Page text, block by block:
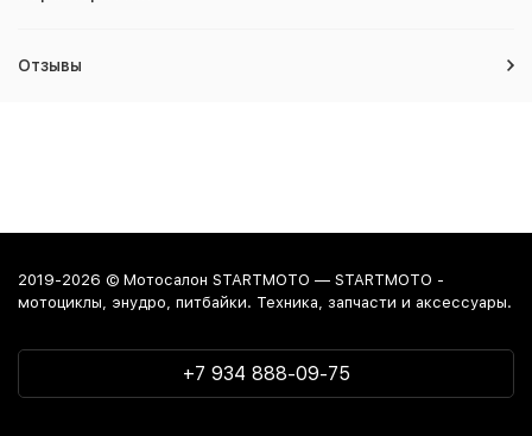
Отзывы
2019-2026 © Мотосалон STARTMOTO — STARTMOTO -
мотоциклы, энудро, питбайки. Техника, запчасти и аксессуары.
+7 934 888-09-75